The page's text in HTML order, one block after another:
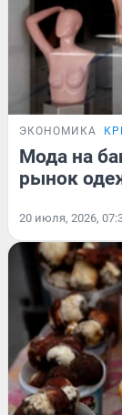
ЭКОНОМИКА
Мода на
рынок
20 июля, 2026,